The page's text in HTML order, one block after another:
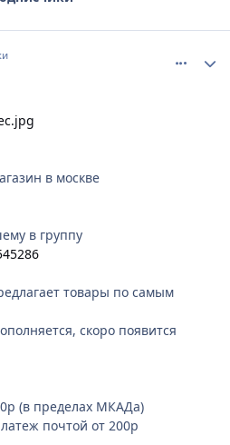
в москве
в группу
товары по самым
скоро появится
(в пределах МКАДа)
почтой от 200р